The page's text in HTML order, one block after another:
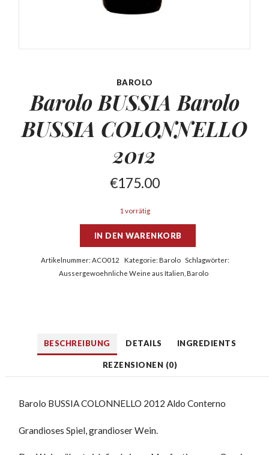
BAROLO
Barolo BUSSIA Barolo
BUSSIA COLONNELLO
2012
€175.00
1 vorrätig
IN DEN WARENKORB
Artikelnummer:ACO012 Kategorie: Barolo Schlagwörter:
Aussergewoehnliche Weine aus Italien ,Barolo
BESCHREIBUNG DETAILS INGREDIENTS
REZENSIONEN (0)
Barolo BUSSIA COLONNELLO 2012 Aldo Conterno
Grandioses Spiel, grandioser Wein.